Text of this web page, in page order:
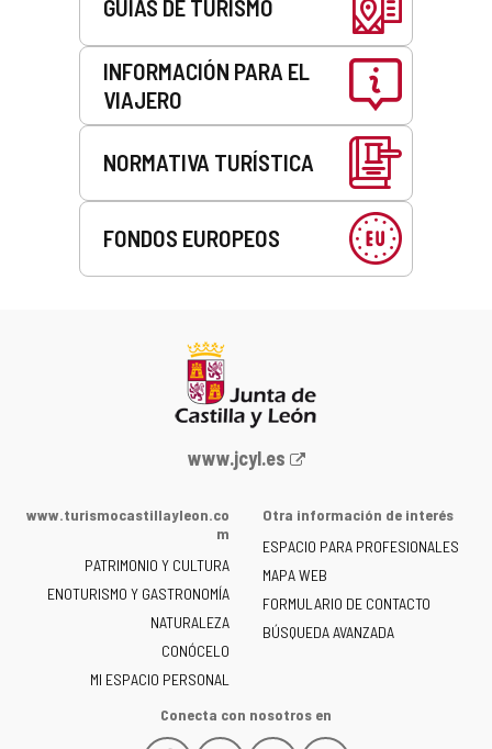
GUÍAS DE TURISMO
INFORMACIÓN PARA EL
VIAJERO
NORMATIVA TURÍSTICA
FONDOS EUROPEOS
Portal
la
de
Castilla
y
León
-
www.jcyl.es
www.turismocastillayleon.co
m
PATRIMONIO Y CULTURA
ENOTURISMO Y GASTRONOMÍA
NATURALEZA
CONÓCELO
MI ESPACIO PERSONAL
Otra información de interés
ESPACIO PARA PROFESIONALES
MAPA WEB
FORMULARIO DE CONTACTO
BÚSQUEDA AVANZADA
Conecta con nosotros en